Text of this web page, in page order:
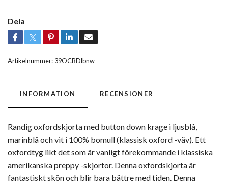
Dela
Artikelnummer: 39OCBDlbnw
INFORMATION RECENSIONER
Randig oxfordskjorta med button down krage i ljusblå,
marinblå och vit i 100% bomull (klassisk oxford -väv). Ett
oxfordtyg likt det som är vanligt förekommande i klassiska
amerikanska preppy -skjortor. Denna oxfordskjorta är
fantastiskt skön och blir bara bättre med tiden. Denna